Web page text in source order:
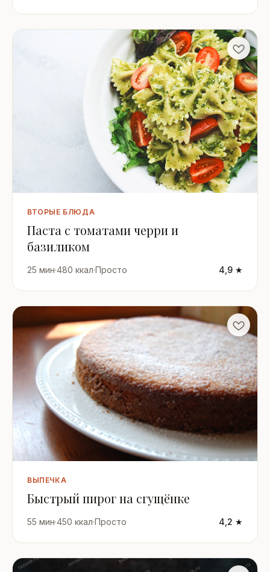
ВТОРЫЕ БЛЮДА
Паста с томатами черри и
базиликом
25 мин·480 ккал·Просто 4,9 ★
ВЫПЕЧКА
Быстрый пирог на сгущёнке
55 мин·450 ккал·Просто 4,2 ★